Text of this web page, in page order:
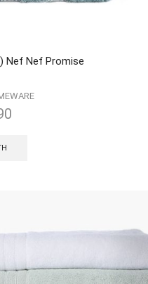
Nef Nef Promise